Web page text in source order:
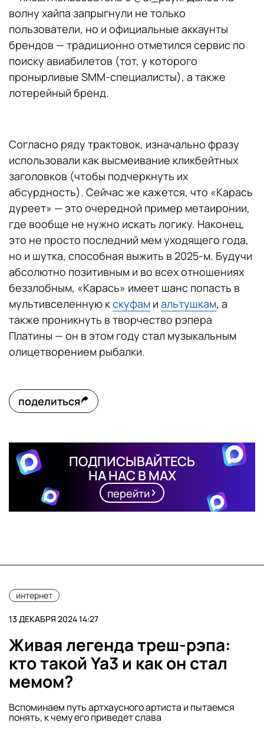
волну хайпа запрыгнули не только
пользователи, но и официальные аккаунты
брендов — традиционно отметился сервис по
поиску авиабилетов (тот, у которого
пронырливые SMM-специалисты), а также
лотерейный бренд.
Согласно ряду трактовок, изначально фразу
использовали как высмеивание кликбейтных
заголовков (чтобы подчеркнуть их
абсурдность). Сейчас же кажется, что «Карась
дуреет» — это очередной пример метаиронии,
где вообще не нужно искать логику. Наконец,
это не просто последний мем уходящего года,
но и шутка, способная выжить в 2025-м. Будучи
абсолютно позитивным и во всех отношениях
беззлобным, «Карась» имеет шанс попасть в
мультивселенную кскуфам и альтушкам, а
также проникнуть в творчество рэпера
Платины — он в этом году стал музыкальным
олицетворением рыбалки.
поделиться
ПОДПИСЫВАЙТЕСЬ
НА НАС В MAX
перейти
интернет
13 ДЕКАБРЯ 2024 14:27
Живая легенда треш-рэпа:
кто такой Ya3 и как он стал
мемом?
Вспоминаем путь артхаусного артиста и пытаемся
понять, к чему его приведет слава